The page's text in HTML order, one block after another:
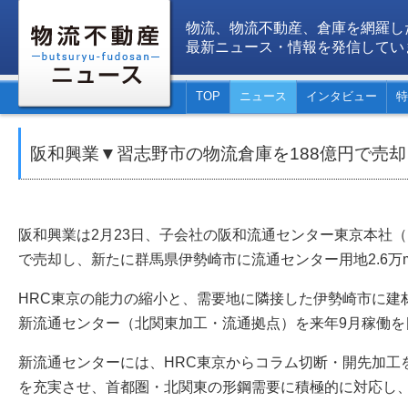
物流、物流不動産、倉庫を網羅し
最新ニュース・情報を発信してい
TOP ニュース インタビュー
阪和興業▼習志野市の物流倉庫を188億円で売
阪和興業は2月23日、子会社の阪和流通センター東京本社
で売却し、新たに群馬県伊勢崎市に流通センター用地2.6
HRC東京の能力の縮小と、需要地に隣接した伊勢崎市に
新流通センター（北関東加工・流通拠点）を来年9月稼働
新流通センターには、HRC東京からコラム切断・開先加工
を充実させ、首都圏・北関東の形鋼需要に積極的に対応し